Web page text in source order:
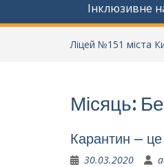
Інклюзивне
Ліцей №151 міста
Місяць:
Карантин – це
30.03.2020